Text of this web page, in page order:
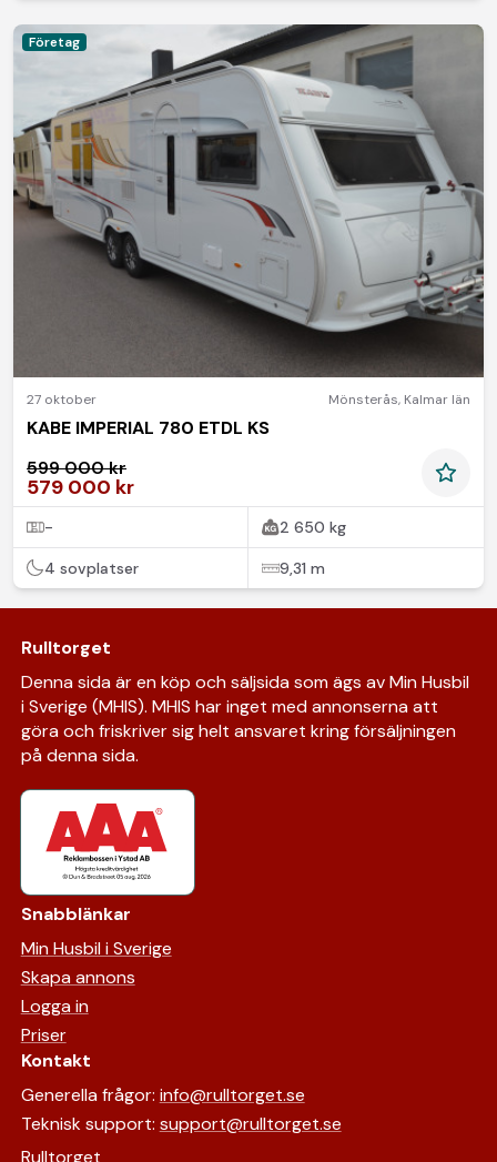
Företag
27 oktober Mönsterås, Kalmar län
KABE IMPERIAL 780 ETDL KS
599 000 kr
579 000 kr
- 2 650 kg
4 sovplatser 9,31 m
Rulltorget
Denna sida är en köp och säljsida som ägs av Min Husbil
i Sverige (MHIS). MHIS har inget med annonserna att
göra och friskriver sig helt ansvaret kring försäljningen
på denna sida.
Snabblänkar
Min Husbil i Sverige
Skapa annons
Logga in
Priser
Kontakt
Generella frågor: info@rulltorget.se
Teknisk support: support@rulltorget.se
Rulltorget